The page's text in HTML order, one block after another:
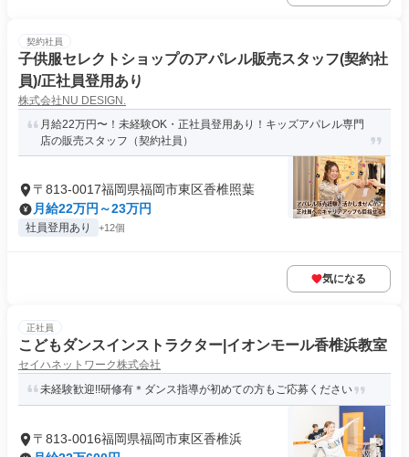
契約社員
子供服セレクトショップのアパレル販売スタッフ(契約社
員)/正社員登用あり
株式会社NU DESIGN.
月給22万円〜！未経験OK・正社員登用あり！キッズアパレル専門
店の販売スタッフ（契約社員）
〒813-0017福岡県福岡市東区香椎照葉
月給22万円～23万円
社員登用あり +12個
気になる
正社員
こどもダンスインストラクター|イオンモール香椎浜教室
セイハネットワーク株式会社
未経験歓迎!!研修有＊ダンス指導が初めての方もご応募ください
〒813-0016福岡県福岡市東区香椎浜